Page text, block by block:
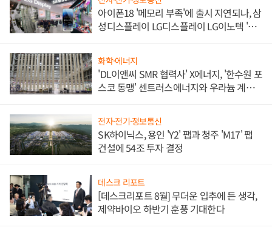
아이폰18 '메모리 부족'에 출시 지연되나, 삼
성디스플레이 LG디스플레이 LG이노텍 '탈
화학·에너지
'DL이앤씨 SMR 협력사' X에너지, '한수원 포
스코 동맹' 센트러스에너지와 우라늄 계약
전자·전기·정보통신
SK하이닉스, 용인 'Y2' 팹과 청주 'M17' 팹
건설에 54조 투자 결정
데스크 리포트
[데스크리포트 8월] 무더운 입추에 든 생각,
제약바이오 하반기 훈풍 기대한다